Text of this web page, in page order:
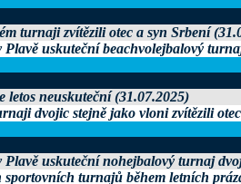
turnaji zvítězili otec a syn Srbení
Plavě uskuteční beachvolejbalový
letos neuskuteční (31.07.2025)
dvojic stejně jako vloni zvítězili
Plavě uskuteční nohejbalový turnaj
sportovních turnajů během letních